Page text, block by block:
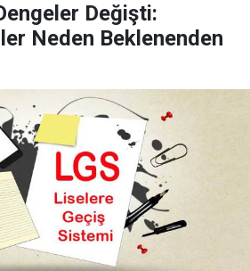
Değişti:
Neden Beklenenden